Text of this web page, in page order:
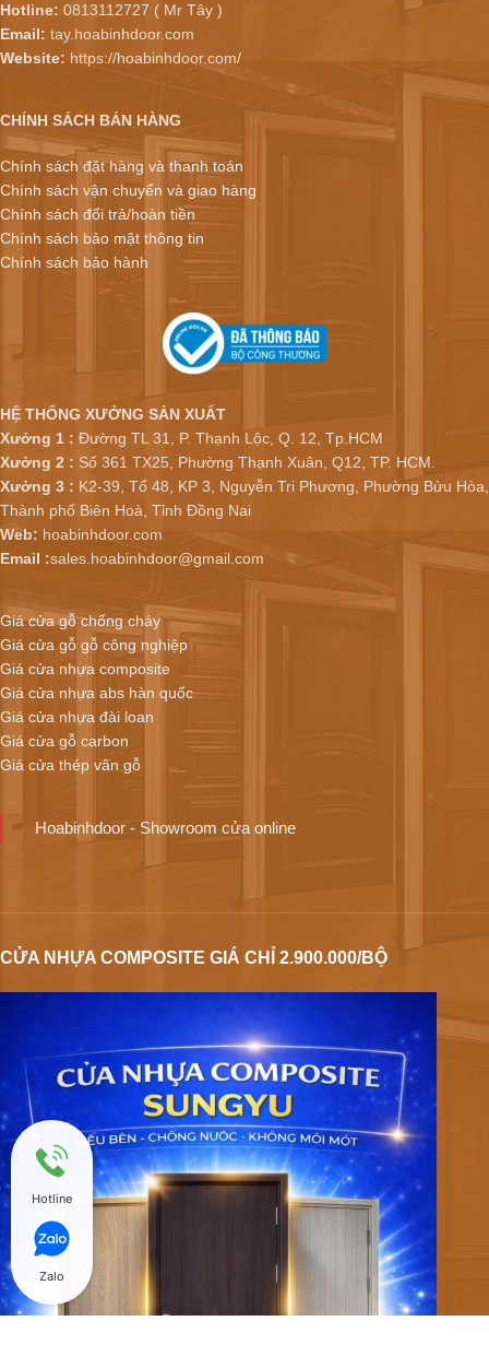
Hotline: 0813112727 ( Mr Tây )
Email: tay.hoabinhdoor.com
Website: https://hoabinhdoor.com/
CHÍNH SÁCH BÁN HÀNG
Chính sách đặt hàng và thanh toán
Chính sách vận chuyển và giao hàng
Chính sách đổi trả/hoàn tiền
Chính sách bảo mật thông tin
Chính sách bảo hành
HỆ THỐNG XƯỞNG SẢN XUẤT
Xưởng 1 : Đường TL 31, P. Thạnh Lộc, Q. 12, Tp.HCM
Xưởng 2 : Số 361 TX25, Phường Thạnh Xuân, Q12, TP. HCM.
Xưởng 3 : K2-39, Tổ 48, KP 3, Nguyễn Tri Phương, Phường Bửu Hòa,
Thành phố Biên Hoà, Tỉnh Đồng Nai
Web: hoabinhdoor.com
Email :sales.hoabinhdoor@gmail.com
Giá cửa gỗ chống cháy
Giá cửa gỗ gỗ công nghiệp
Giá cửa nhựa composite
Giá cửa nhựa abs hàn quốc
Giá cửa nhựa đài loan
Giá cửa gỗ carbon
Giá cửa thép vân gỗ
Hoabinhdoor - Showroom cửa online
CỬA NHỰA COMPOSITE GIÁ CHỈ 2.900.000/BỘ
Hotline
Zalo